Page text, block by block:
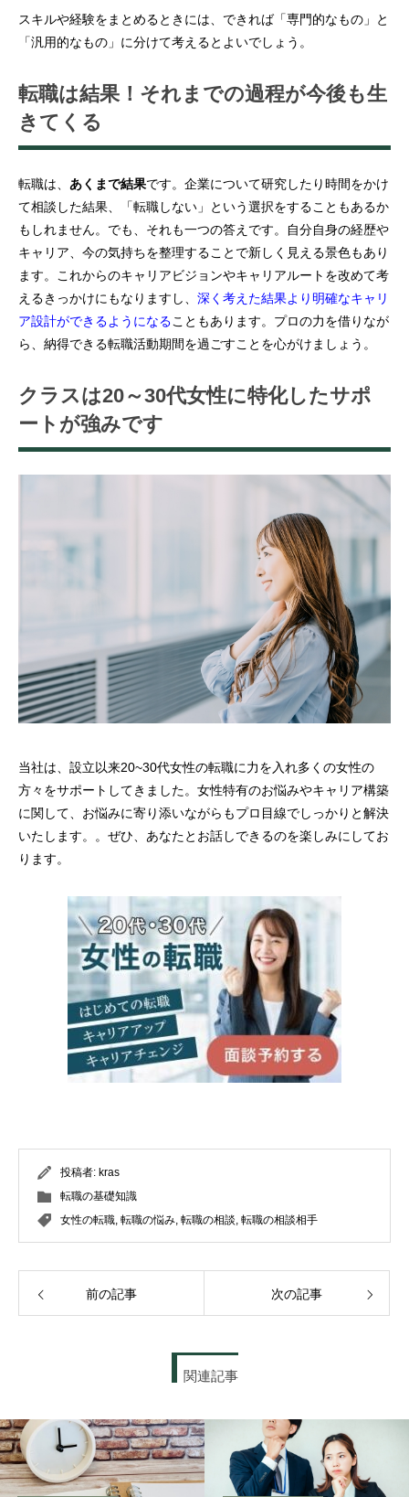
スキルや経験をまとめるときには、できれば「専門的なもの」と
「汎用的なもの」に分けて考えるとよいでしょう。
転職は結果！それまでの過程が今後も生
きてくる
転職は、 あくまで結果です。企業について研究したり時間をかけ
て相談した結果、「転職しない」という選択をすることもあるか
もしれません。でも、それも一つの答えです。自分自身の経歴や
キャリア、今の気持ちを整理することで新しく見える景色もあり
ます。これからのキャリアビジョンやキャリアルートを改めて考
えるきっかけにもなりますし、 深く考えた結果より明確なキャリ
ア設計ができるようになることもあります。プロの力を借りなが
ら、納得できる転職活動期間を過ごすことを心がけましょう。
クラスは20～30代女性に特化したサポ
ートが強みです
当社は、設立以来20~30代女性の転職に力を入れ多くの女性の
方々をサポートしてきました。女性特有のお悩みやキャリア構築
に関して、お悩みに寄り添いながらもプロ目線でしっかりと解決
いたします。。ぜひ、あなたとお話しできるのを楽しみにしてお
ります。
投稿者: kras
転職の基礎知識
女性の転職, 転職の悩み, 転職の相談, 転職の相談相手
前の記事 次の記事
関連記事